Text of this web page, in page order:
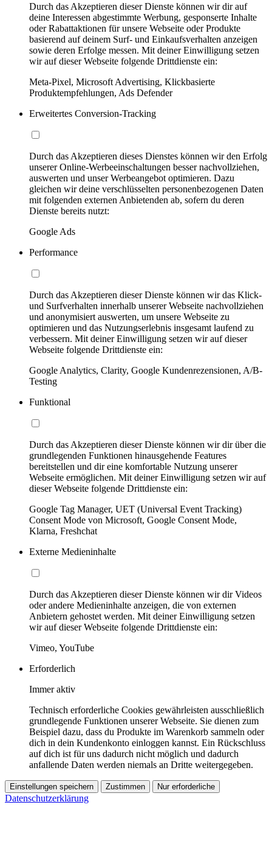
Durch das Akzeptieren dieser Dienste können wir dir auf
deine Interessen abgestimmte Werbung, gesponserte Inhalte
oder Rabattaktionen für unsere Webseite oder Produkte
basierend auf deinem Surf- und Einkaufsverhalten anzeigen
sowie deren Erfolge messen. Mit deiner Einwilligung setzen
wir auf dieser Webseite folgende Drittdienste ein:
Meta-Pixel, Microsoft Advertising, Klickbasierte
Produktempfehlungen, Ads Defender
Erweitertes Conversion-Tracking
Durch das Akzeptieren dieses Dienstes können wir den Erfolg
unserer Online-Werbeeinschaltungen besser nachvollziehen,
auswerten und unser Werbeangebot optimieren. Dazu
gleichen wir deine verschlüsselten personenbezogenen Daten
mit folgenden externen Anbietenden ab, sofern du deren
Dienste bereits nutzt:
Google Ads
Performance
Durch das Akzeptieren dieser Dienste können wir das Klick-
und Surfverhalten innerhalb unserer Webseite nachvollziehen
und anonymisiert auswerten, um unsere Webseite zu
optimieren und das Nutzungserlebnis insgesamt laufend zu
verbessern. Mit deiner Einwilligung setzen wir auf dieser
Webseite folgende Drittdienste ein:
Google Analytics, Clarity, Google Kundenrezensionen, A/B-
Testing
Funktional
Durch das Akzeptieren dieser Dienste können wir dir über die
grundlegenden Funktionen hinausgehende Features
bereitstellen und dir eine komfortable Nutzung unserer
Webseite ermöglichen. Mit deiner Einwilligung setzen wir auf
dieser Webseite folgende Drittdienste ein:
Google Tag Manager, UET (Universal Event Tracking)
Consent Mode von Microsoft, Google Consent Mode,
Klarna, Freshchat
Externe Medieninhalte
Durch das Akzeptieren dieser Dienste können wir dir Videos
oder andere Medieninhalte anzeigen, die von externen
Anbietern gehostet werden. Mit deiner Einwilligung setzen
wir auf dieser Webseite folgende Drittdienste ein:
Vimeo, YouTube
Erforderlich
Immer aktiv
Technisch erforderliche Cookies gewährleisten ausschließlich
grundlegende Funktionen unserer Webseite. Sie dienen zum
Beispiel dazu, dass du Produkte im Warenkorb sammeln oder
dich in dein Kundenkonto einloggen kannst. Ein Rückschluss
auf dich ist für uns dadurch nicht möglich und dadurch
anfallende Daten werden niemals an Dritte weitergegeben.
Einstellungen speichern Zustimmen Nur erforderliche
Datenschutzerklärung